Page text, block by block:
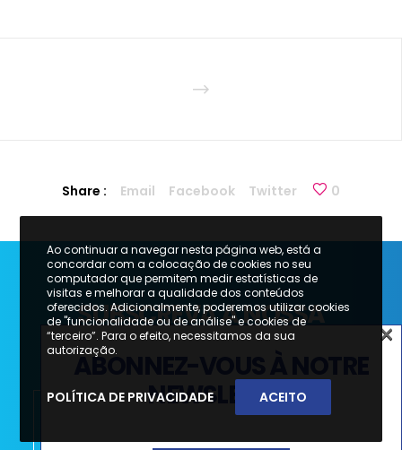
Share : Email Facebook Twitter 0
SUBSCREVA A NOSSA
NEWSLETTER
Ao continuar a navegar nesta página web, está a
concordar com a colocação de cookies no seu
computador que permitem medir estatísticas de
visitas e melhorar a qualidade dos conteúdos
oferecidos. Adicionalmente, poderemos utilizar cookies
de "funcionalidade ou de análise" e cookies de
“terceiro”. Para o efeito, necessitamos da sua
autorização.
POLÍTICA DE PRIVACIDADE ACEITO
SUBSCREVA A NOSSA
NEWSLETTER
×
ABONNEZ-VOUS À NOTRE
NEWSLETTER
×